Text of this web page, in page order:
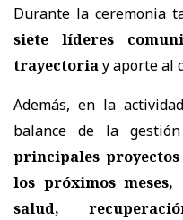
Durante la ceremonia
siete líderes
trayectoriay aporte al
Además, en la
balance de la
principales
los próximos meses,
salud,